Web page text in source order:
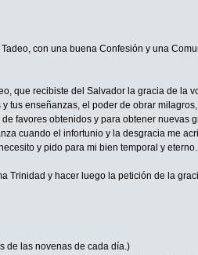
con una buena Confesión y una
que recibiste del Salvador la gracia de
tus enseñanzas, el poder de obrar
favores obtenidos y para obtener
cuando el infortunio y la desgracia me
y pido para mi bien temporal y
Trinidad y hacer luego la petición de la
de las novenas de cada día.)